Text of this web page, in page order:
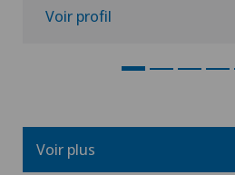
Voir profil
Voir plus